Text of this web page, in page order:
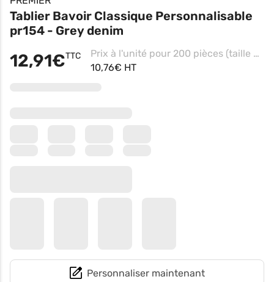
Tablier Bavoir Classique Personnalisable
pr154 - Grey denim
12,91€TTC
Prix à l'unité pour 200 pièces (taille unique - Pink, Impression coeur)
10,76€ HT
Personnaliser maintenant